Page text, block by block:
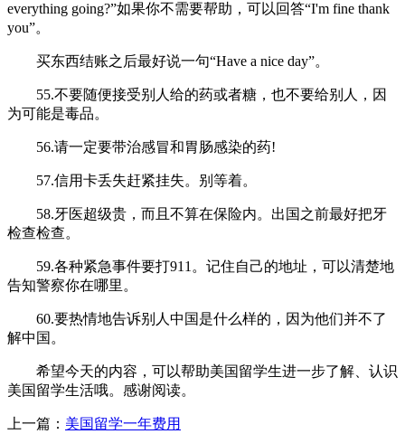
everything going?”如果你不需要帮助，可以回答“I'm fine thank
you”。
买东西结账之后最好说一句“Have a nice day”。
55.不要随便接受别人给的药或者糖，也不要给别人，因
为可能是毒品。
56.请一定要带治感冒和胃肠感染的药!
57.信用卡丢失赶紧挂失。别等着。
58.牙医超级贵，而且不算在保险内。出国之前最好把牙
检查检查。
59.各种紧急事件要打911。记住自己的地址，可以清楚地
告知警察你在哪里。
60.要热情地告诉别人中国是什么样的，因为他们并不了
解中国。
希望今天的内容，可以帮助美国留学生进一步了解、认识
美国留学生活哦。感谢阅读。
上一篇： 美国留学一年费用